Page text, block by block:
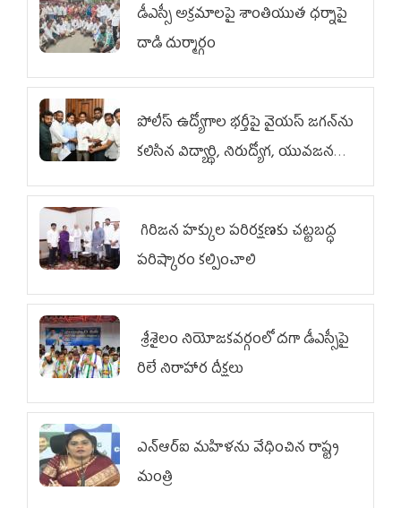
డీఎస్సీ అక్రమాలపై శాంతియుత ధర్నాపై
దాడి దుర్మార్గం
పోలీస్ ఉద్యోగాల భర్తీపై వైయస్ జగన్‌ను
కలిసిన విద్యార్థి, నిరుద్యోగ, యువజన
జేఏసీ
గిరిజన హక్కుల పరిరక్షణకు చట్టబద్ధ
పరిష్కారం కల్పించాలి
శ్రీశైలం నియోజకవర్గంలో దగా డీఎస్సీపై
రిలే నిరాహార దీక్షలు
ఎన్‌ఆర్‌ఐ మహిళను వేధించిన రాష్ట్ర
మంత్రి